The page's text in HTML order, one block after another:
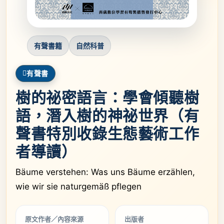
有聲書籍 自然科普
有聲書
樹的祕密語言：學會傾聽樹
語，潛入樹的神祕世界（有
聲書特別收錄生態藝術工作
者導讀）
Bäume verstehen: Was uns Bäume erzählen,
wie wir sie naturgemäß pflegen
原文作者／內容來源 出版者